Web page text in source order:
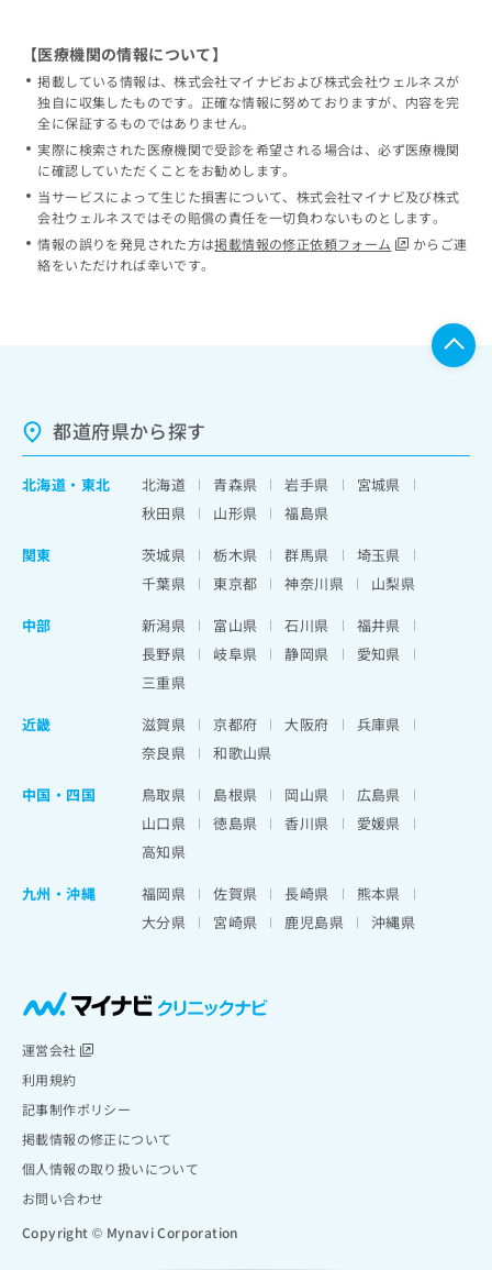
【医療機関の情報について】
掲載している情報は、株式会社マイナビおよび株式会社ウェルネスが
独自に収集したものです。正確な情報に努めておりますが、内容を完
全に保証するものではありません。
実際に検索された医療機関で受診を希望される場合は、必ず医療機関
に確認していただくことをお勧めします。
当サービスによって生じた損害について、株式会社マイナビ及び株式
会社ウェルネスではその賠償の責任を一切負わないものとします。
情報の誤りを発見された方は掲載情報の修正依頼フォーム
からご連
絡をいただければ幸いです。
都道府県から探す
北海道 ・ 東北 北海道 青森県 岩手県
宮城県
秋田県
山形県
福島県
関東
茨城県 栃木県 群馬県
埼玉県
千葉県
東京都 神奈川県
山梨県
中部
新潟県 富山県 石川県
福井県
長野県
岐阜県 静岡県
愛知県
三重県
近畿
滋賀県 京都府 大阪府
兵庫県
奈良県
和歌山県
中国・四国
鳥取県 島根県 岡山県
広島県
山口県
徳島県 香川県
愛媛県
高知県
九州・沖縄
福岡県 佐賀県 長崎県
熊本県
大分県
宮崎県 鹿児島県 沖縄県
運営会社
利用規約
記事制作ポリシー
掲載情報の修正について
個人情報の取り扱いについて
お問い合わせ
Copyright © Mynavi Corporation